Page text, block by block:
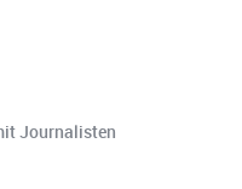
Journalisten